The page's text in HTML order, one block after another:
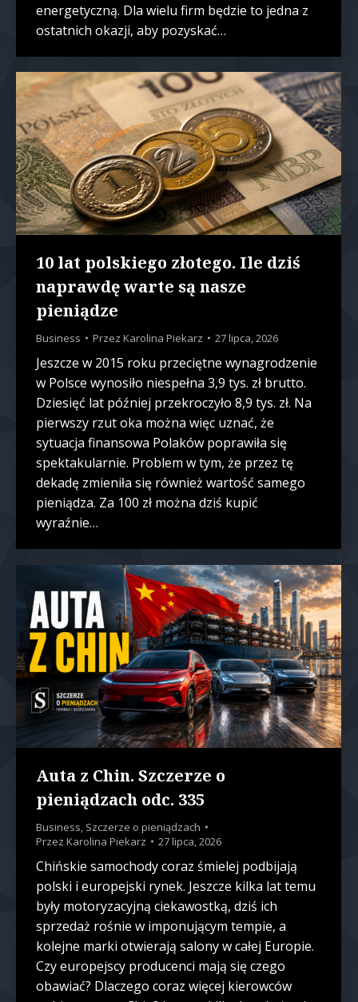
energetyczną. Dla wielu firm będzie to jedna z
ostatnich okazji, aby pozyskać…
10 lat polskiego złotego. Ile dziś
naprawdę warte są nasze
pieniądze
Business Przez Karolina Piekarz 27 lipca, 2026
Jeszcze w 2015 roku przeciętne wynagrodzenie
w Polsce wynosiło niespełna 3,9 tys. zł brutto.
Dziesięć lat później przekroczyło 8,9 tys. zł. Na
pierwszy rzut oka można więc uznać, że
sytuacja finansowa Polaków poprawiła się
spektakularnie. Problem w tym, że przez tę
dekadę zmieniła się również wartość samego
pieniądza. Za 100 zł można dziś kupić
wyraźnie…
Auta z Chin. Szczerze o
pieniądzach odc. 335
Business, Szczerze o pieniądzach
Przez Karolina Piekarz 27 lipca, 2026
Chińskie samochody coraz śmielej podbijają
polski i europejski rynek. Jeszcze kilka lat temu
były motoryzacyjną ciekawostką, dziś ich
sprzedaż rośnie w imponującym tempie, a
kolejne marki otwierają salony w całej Europie.
Czy europejscy producenci mają się czego
obawiać? Dlaczego coraz więcej kierowców